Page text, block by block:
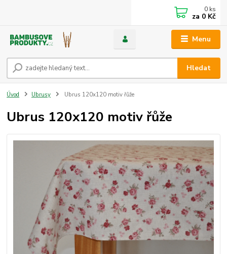
Menu
Hledat
0 ks
za 0 Kč
Úvod Ubrusy Ubrus 120x120 motiv řůže
Ubrus 120x120 motiv řůže